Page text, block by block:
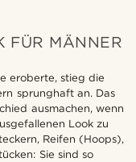
FÜR MÄNNER
eroberte, stieg die
sprunghaft an. Das
ausmachen, wenn
Look zu
Reifen (Hoops),
Sie sind so